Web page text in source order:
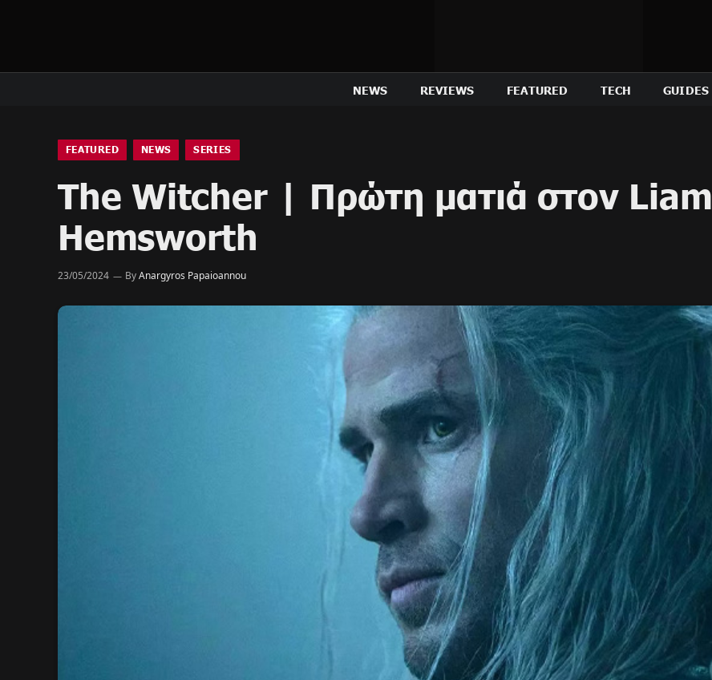
NEWS REVIEWS FEATURED TECH GUIDES
FEATURED NEWS SERIES
The Witcher | Πρώτη ματιά στον Liam
Hemsworth
23/05/2024 ByAnargyros Papaioannou